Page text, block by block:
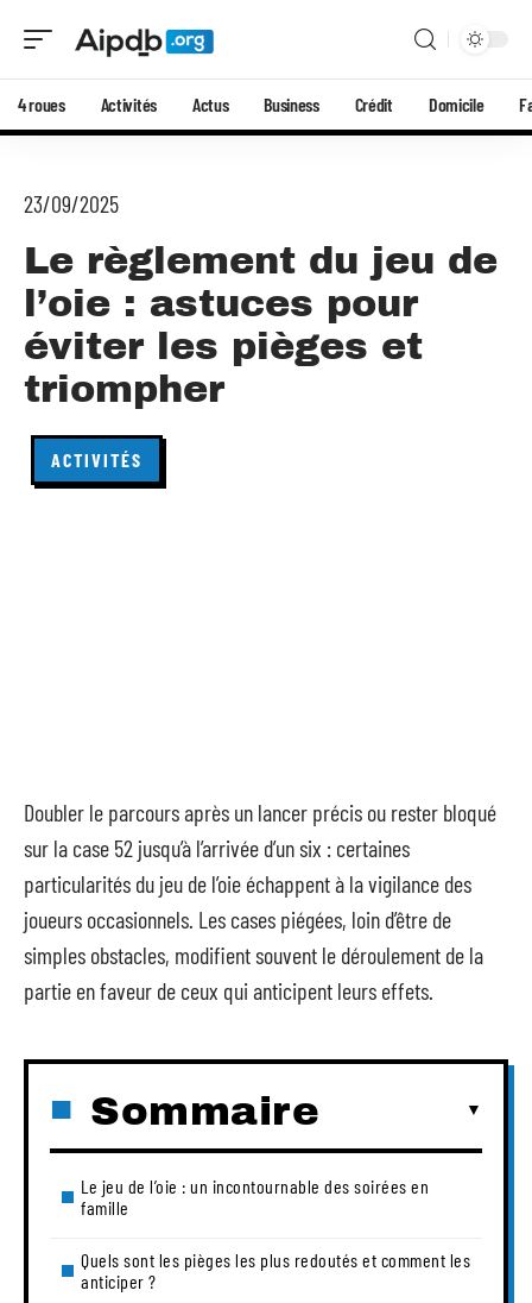
4 roues Activités Actus Business Crédit Domicile
23/09/2025
Le règlement du jeu de
l’oie : astuces pour
éviter les pièges et
triompher
ACTIVITÉS
Doubler le parcours après un lancer précis ou rester bloqué
sur la case 52 jusqu’à l’arrivée d’un six : certaines
particularités du jeu de l’oie échappent à la vigilance des
joueurs occasionnels. Les cases piégées, loin d’être de
simples obstacles, modifient souvent le déroulement de la
partie en faveur de ceux qui anticipent leurs effets.
Sommaire
Le jeu de l’oie : un incontournable des soirées en
famille
Quels sont les pièges les plus redoutés et comment les
anticiper ?